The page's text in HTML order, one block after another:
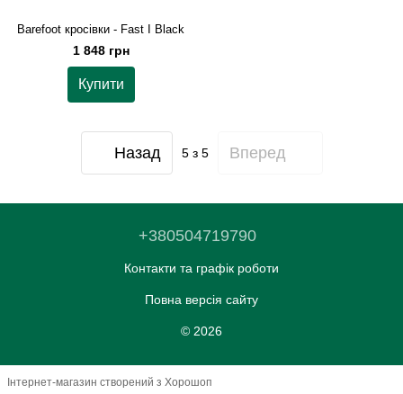
Barefoot кросівки - Fast I Black
1 848 грн
Купити
Назад 5з 5 Вперед
+380504719790
Контакти та графік роботи
Повна версія сайту
© 2026
Інтернет-магазин створений з Хорошоп